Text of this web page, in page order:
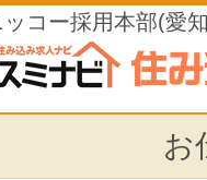
コー採用本部(愛
事
お